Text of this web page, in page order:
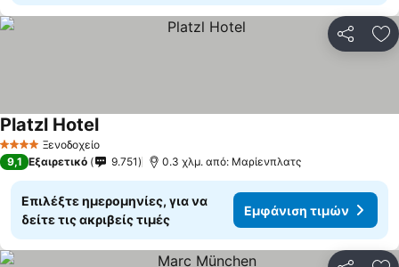
4 ΑστέριαΞενοδοχείο
Platzl Hotel
9,1 Εξαιρετικό 9.751 0.3 χλμ. από: Μαρίενπλατς
Επιλέξτε ημερομηνίες, για να
δείτε τις ακριβείς τιμές
Εμφάνιση τιμών